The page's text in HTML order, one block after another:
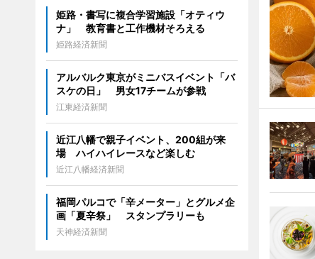
姫路・書写に複合学習施設「オティウ
ナ」 教育書と工作機材そろえる
姫路経済新聞
アルバルク東京がミニバスイベント「バ
スケの日」 男女17チームが参戦
江東経済新聞
近江八幡で親子イベント、200組が来
場 ハイハイレースなど楽しむ
近江八幡経済新聞
福岡パルコで「辛メーター」とグルメ企
画「夏辛祭」 スタンプラリーも
天神経済新聞